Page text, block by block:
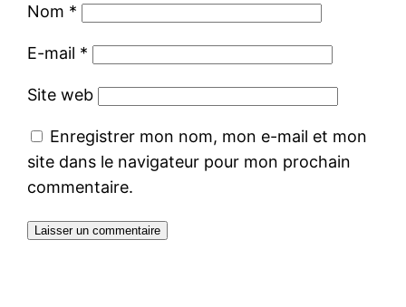
Nom *
E-mail *
Site web
Enregistrer mon nom, mon e-mail et mon
site dans le navigateur pour mon prochain
commentaire.